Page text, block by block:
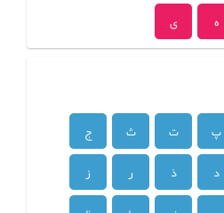
ه ی
پ ت ث
ج
د ذ ر
ز